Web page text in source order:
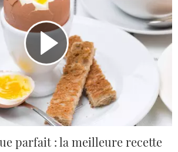
parfait : la meilleure recette